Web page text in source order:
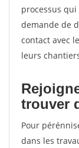
processus
demande de
contact avec
leurs
trouver
Pour
dans les